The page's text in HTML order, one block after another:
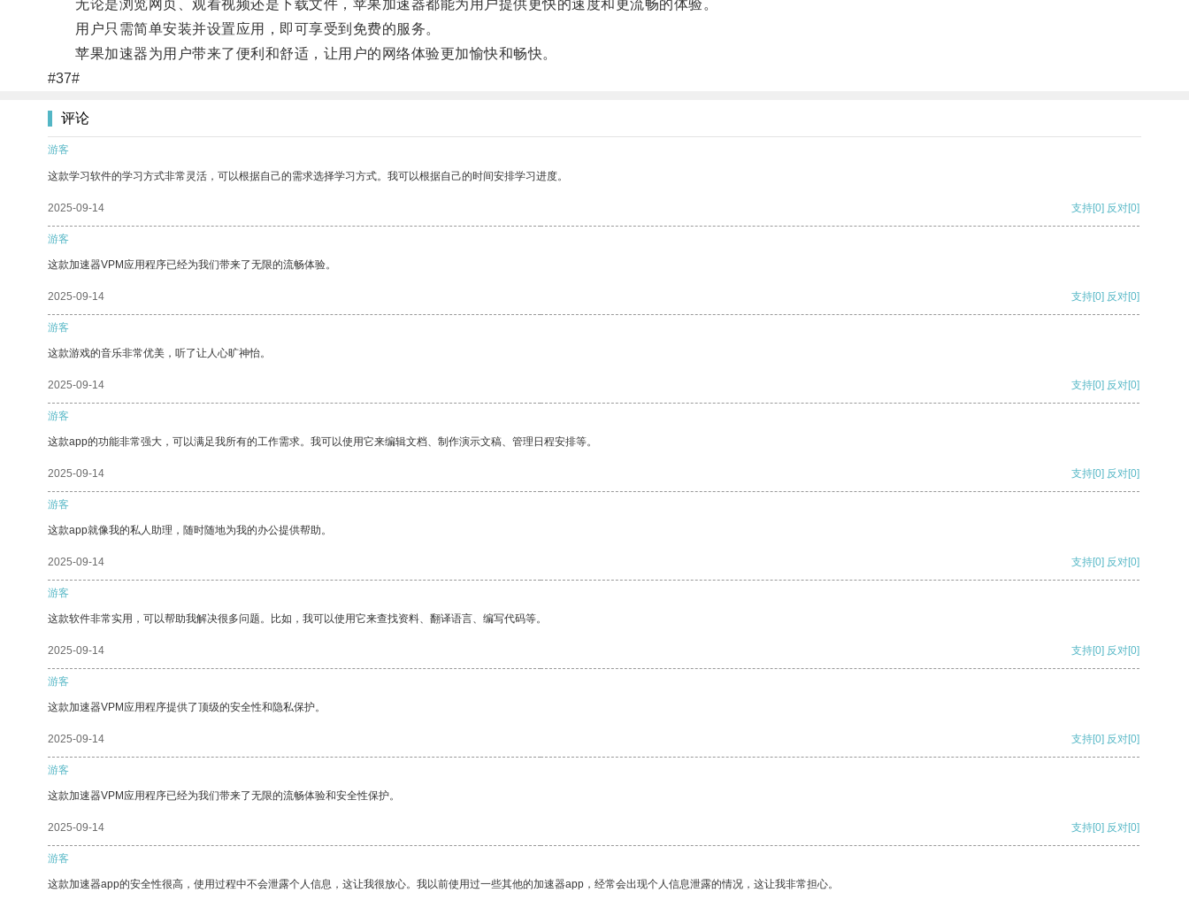
无论是浏览网页、观看视频还是下载文件，苹果加速器都能为用户提供更快的速度和更流畅的体验。
用户只需简单安装并设置应用，即可享受到免费的服务。
苹果加速器为用户带来了便利和舒适，让用户的网络体验更加愉快和畅快。
#37#
评论
游客
这款学习软件的学习方式非常灵活，可以根据自己的需求选择学习方式。我可以根据自己的时间安排学习进度。
2025-09-14 支持[0] 反对[0]
游客
这款加速器VPM应用程序已经为我们带来了无限的流畅体验。
2025-09-14 支持[0] 反对[0]
游客
这款游戏的音乐非常优美，听了让人心旷神怡。
2025-09-14 支持[0] 反对[0]
游客
这款app的功能非常强大，可以满足我所有的工作需求。我可以使用它来编辑文档、制作演示文稿、管理日程安排等。
2025-09-14 支持[0] 反对[0]
游客
这款app就像我的私人助理，随时随地为我的办公提供帮助。
2025-09-14 支持[0] 反对[0]
游客
这款软件非常实用，可以帮助我解决很多问题。比如，我可以使用它来查找资料、翻译语言、编写代码等。
2025-09-14 支持[0] 反对[0]
游客
这款加速器VPM应用程序提供了顶级的安全性和隐私保护。
2025-09-14 支持[0] 反对[0]
游客
这款加速器VPM应用程序已经为我们带来了无限的流畅体验和安全性保护。
2025-09-14 支持[0] 反对[0]
游客
这款加速器app的安全性很高，使用过程中不会泄露个人信息，这让我很放心。我以前使用过一些其他的加速器app，经常会出现个人信息泄露的情况，这让我非常担心。